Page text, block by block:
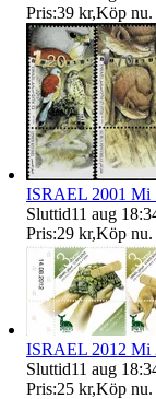
Pris:39 kr,Köp nu.
ISRAEL 2001 Mi
Sluttid11 aug
Pris:29 kr,Köp nu.
ISRAEL 2012
Sluttid11 aug
Pris:25 kr,Köp nu.